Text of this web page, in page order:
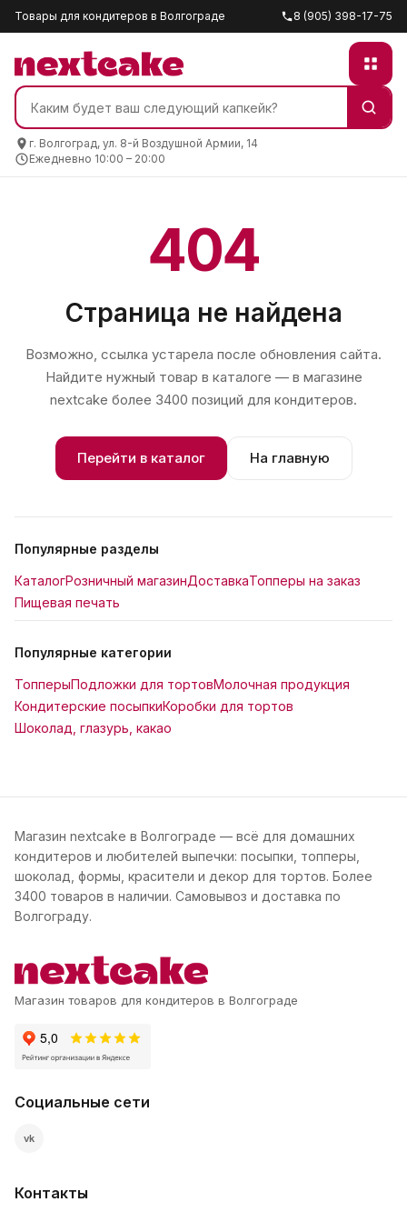
Товары для кондитеров в Волгограде 8 (905) 398-17-75
г. Волгоград, ул. 8-й Воздушной Армии, 14
Ежедневно 10:00 – 20:00
404
Страница не найдена
Возможно, ссылка устарела после обновления сайта.
Найдите нужный товар в каталоге — в магазине
nextcake более 3400 позиций для кондитеров.
Перейти в каталог На главную
Популярные разделы
КаталогРозничный магазинДоставкаТопперы на заказ
Пищевая печать
Популярные категории
ТопперыПодложки для тортовМолочная продукция
Кондитерские посыпкиКоробки для тортов
Шоколад, глазурь, какао
Магазин nextcake в Волгограде — всё для домашних
кондитеров и любителей выпечки: посыпки, топперы,
шоколад, формы, красители и декор для тортов. Более
3400 товаров в наличии. Самовывоз и доставка по
Волгограду.
Магазин товаров для кондитеров в Волгограде
Социальные сети
vk
Контакты